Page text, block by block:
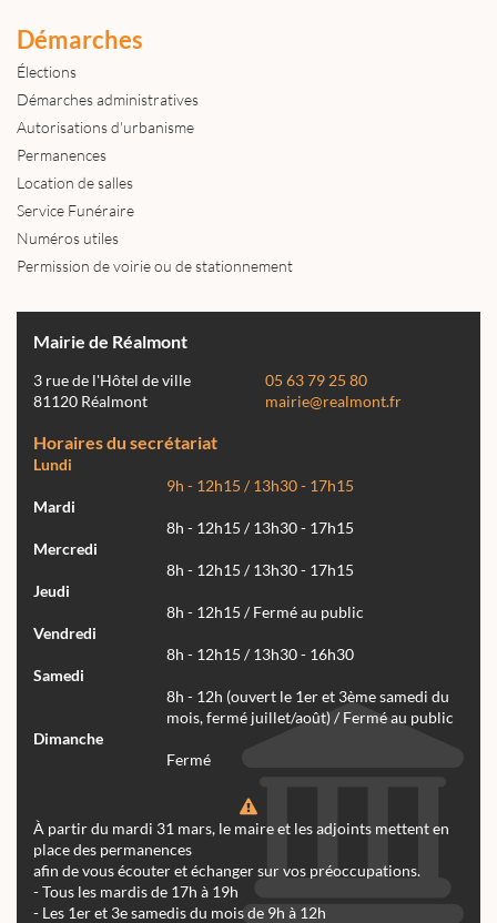
Démarches
Élections
Démarches administratives
Autorisations d'urbanisme
Permanences
Location de salles
Service Funéraire
Numéros utiles
Permission de voirie ou de stationnement
Mairie de Réalmont
3 rue de l'Hôtel de ville
81120 Réalmont
05 63 79 25 80
mairie@realmont.fr
Horaires du secrétariat
Lundi
9h - 12h15 / 13h30 - 17h15
Mardi
8h - 12h15 / 13h30 - 17h15
Mercredi
8h - 12h15 / 13h30 - 17h15
Jeudi
8h - 12h15 / Fermé au public
Vendredi
8h - 12h15 / 13h30 - 16h30
Samedi
8h - 12h (ouvert le 1er et 3ème samedi du
mois, fermé juillet/août) / Fermé au public
Dimanche
Fermé
À partir du mardi 31 mars, le maire et les adjoints mettent en
place des permanences
afin de vous écouter et échanger sur vos préoccupations.
- Tous les mardis de 17h à 19h
- Les 1er et 3e samedis du mois de 9h à 12h